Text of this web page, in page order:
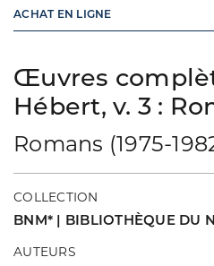
Œuvres
Hébert, v. 3 :
Romans (1975-
COLLECTION
BNM* | BIBLIOTHÈQUE DU
AUTEURS
ACHAT EN LIGNE